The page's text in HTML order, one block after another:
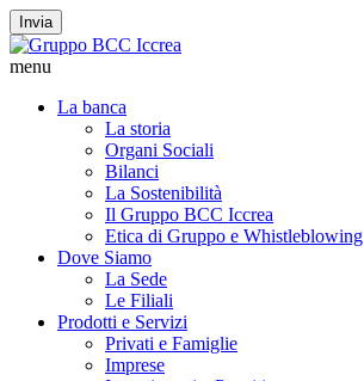
Invia
menu
La banca
La storia
Organi Sociali
Bilanci
La Sostenibilità
Il Gruppo BCC Iccrea
Etica di Gruppo e Whistleblowing
Dove Siamo
La Sede
Le Filiali
Prodotti e Servizi
Privati e Famiglie
Imprese